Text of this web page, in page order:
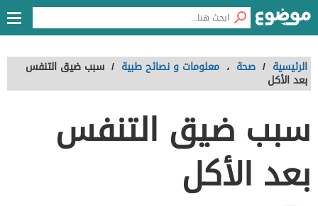
الرئيسية / صحة ، معلومات و نصائح طبية / سبب ضيق التنفس
بعد الأكل
سبب ضيق التنفس
بعد الأكل